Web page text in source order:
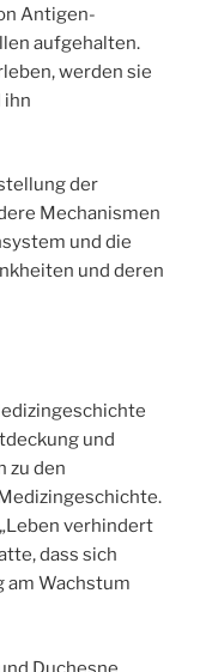
Antigen-
aufgehalten.
werden sie
ihn
der
Mechanismen
und die
und deren
und
zu den
verhindert
dass sich
am Wachstum